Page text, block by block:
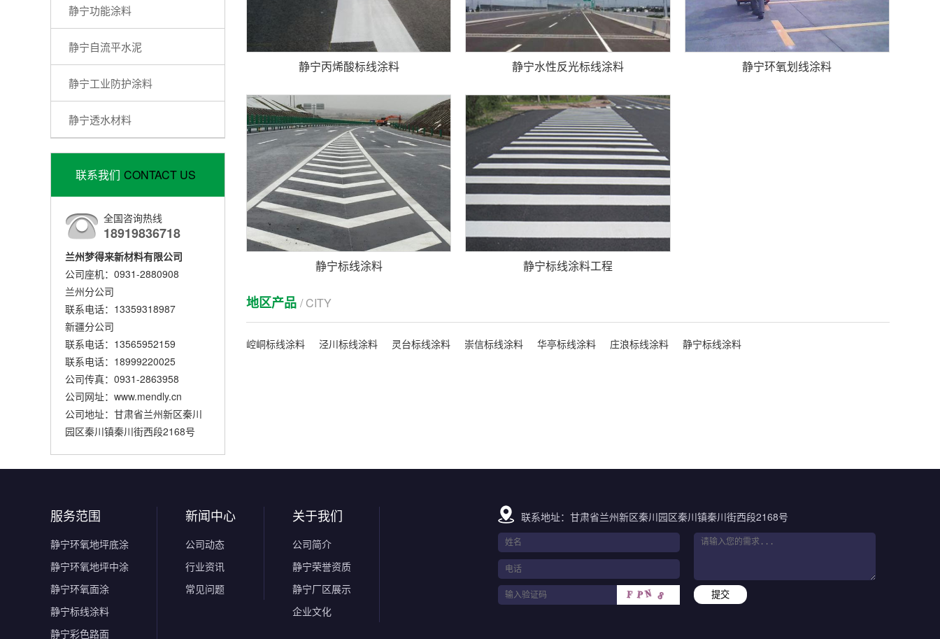
静宁功能涂料
静宁自流平水泥
静宁工业防护涂料
静宁透水材料
联系我们 CONTACT US
全国咨询热线
18919836718
兰州梦得来新材料有限公司
公司座机：0931-2880908
兰州分公司
联系电话：13359318987
新疆分公司
联系电话：13565952159
联系电话：18999220025
公司传真：0931-2863958
公司网址：www.mendly.cn
公司地址：甘肃省兰州新区秦川
园区秦川镇秦川街西段2168号
静宁丙烯酸标线涂料 静宁水性反光标线涂料 静宁环氧划线涂料
静宁标线涂料 静宁标线涂料工程
地区产品 / CITY
崆峒标线涂料 泾川标线涂料 灵台标线涂料 崇信标线涂料 华亭标线涂料 庄浪标线涂料 静宁标线涂料
服务范围
静宁环氧地坪底涂
静宁环氧地坪中涂
静宁环氧面涂
静宁标线涂料
静宁彩色路面
新闻中心
公司动态
行业资讯
常见问题
关于我们
公司简介
静宁荣誉资质
静宁厂区展示
企业文化
联系地址：甘肃省兰州新区秦川园区秦川镇秦川街西段2168号
提交